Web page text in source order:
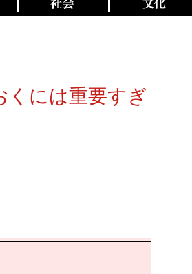
くには重要すぎ